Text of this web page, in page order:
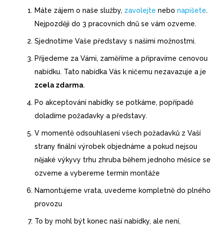
Máte zájem o naše služby, zavolejte nebo napíšete.
Nejpozději do 3 pracovních dnů se vám ozveme.
Sjednotíme Vaše představy s našimi možnostmi.
Přijedeme za Vámi, zaměříme a připravíme cenovou
nabídku. Tato nabídka Vás k ničemu nezavazuje a je
zcela zdarma.
Po akceptování nabídky se potkáme, popřípadě
doladíme požadavky a představy.
V momentě odsouhlasení všech požadavků z Vaší
strany finální výrobek objednáme a pokud nejsou
nějaké výkyvy trhu zhruba během jednoho měsíce se
ozveme a vybereme termín montáže
Namontujeme vrata, uvedeme kompletně do plného
provozu
To by mohl být konec naší nabídky, ale není,